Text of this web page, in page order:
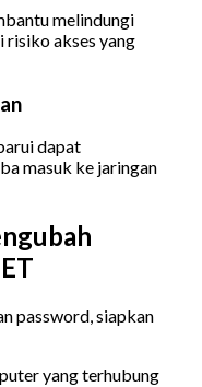
melindungi
akses yang
dapat
masuk ke jaringan
password, siapkan
yang terhubung